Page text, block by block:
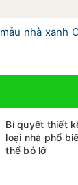
mẫu nhà xanh
Bí quyết thiết
loại nhà phổ
thể bỏ lỡ